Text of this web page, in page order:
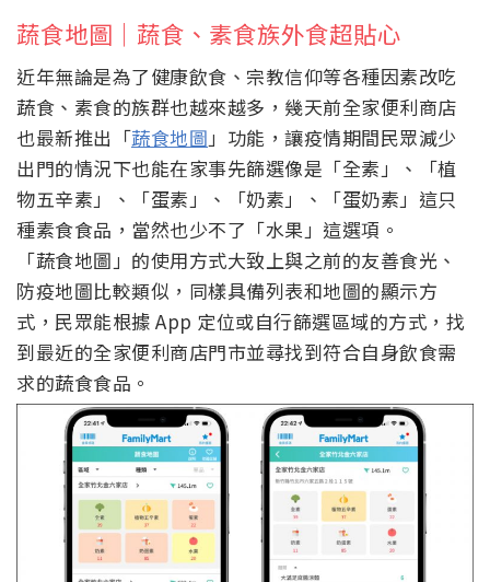
蔬食地圖｜蔬食、素食族外食超貼心
近年無論是為了健康飲食、宗教信仰等各種因素改吃
蔬食、素食的族群也越來越多，幾天前全家便利商店
也最新推出「蔬食地圖」功能，讓疫情期間民眾減少
出門的情況下也能在家事先篩選像是「全素」、「植
物五辛素」、「蛋素」、「奶素」、「蛋奶素」這只
種素食食品，當然也少不了「水果」這選項。
「蔬食地圖」的使用方式大致上與之前的友善食光、
防疫地圖比較類似，同樣具備列表和地圖的顯示方
式，民眾能根據 App 定位或自行篩選區域的方式，找
到最近的全家便利商店門市並尋找到符合自身飲食需
求的蔬食食品。